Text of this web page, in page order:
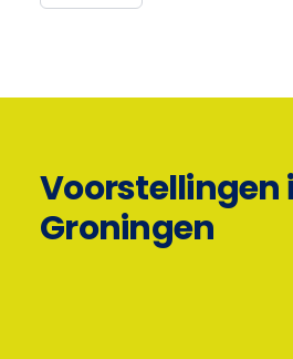
Voorstellingen
Groningen